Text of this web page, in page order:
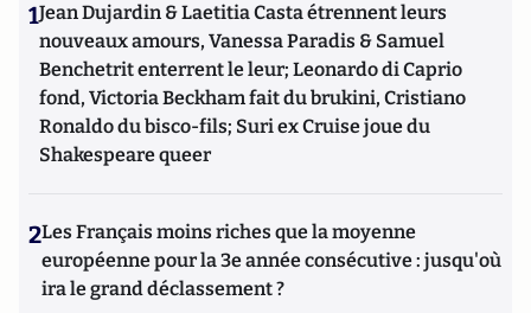
1Jean Dujardin & Laetitia Casta étrennent leurs
nouveaux amours, Vanessa Paradis & Samuel
Benchetrit enterrent le leur; Leonardo di Caprio
fond, Victoria Beckham fait du brukini, Cristiano
Ronaldo du bisco-fils; Suri ex Cruise joue du
Shakespeare queer
2Les Français moins riches que la moyenne
européenne pour la 3e année consécutive : jusqu'où
ira le grand déclassement ?